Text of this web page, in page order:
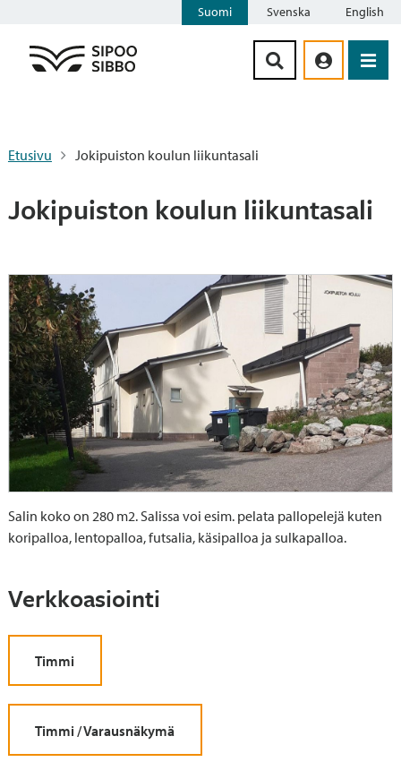
Suomi Svenska English
Etusivu Jokipuiston koulun liikuntasali
Jokipuiston koulun liikuntasali
Salin koko on 280 m2. Salissa voi esim. pelata pallopelejä kuten
koripalloa, lentopalloa, futsalia, käsipalloa ja sulkapalloa.
Verkkoasiointi
Timmi
Timmi / Varausnäkymä